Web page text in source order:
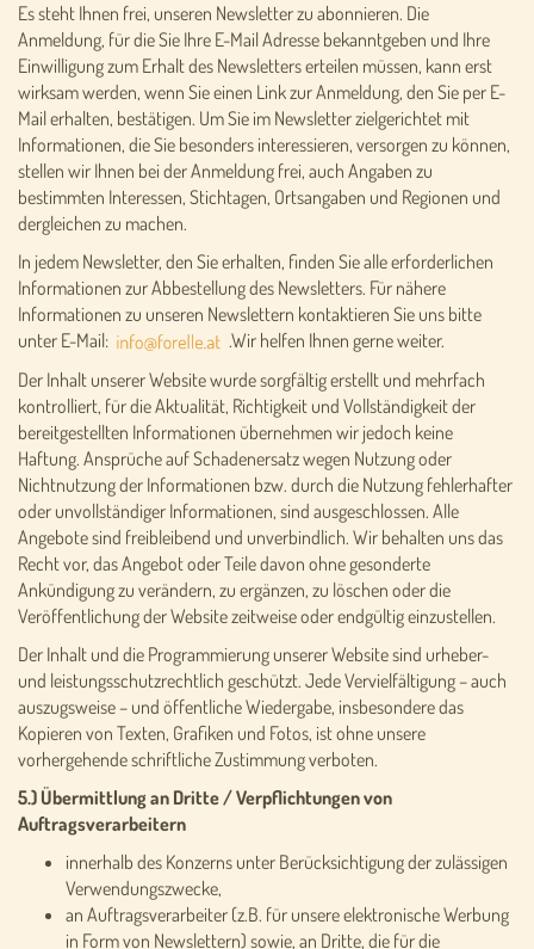
Es steht Ihnen frei, unseren Newsletter zu abonnieren. Die
Anmeldung, für die Sie Ihre E-Mail Adresse bekanntgeben und Ihre
Einwilligung zum Erhalt des Newsletters erteilen müssen, kann erst
wirksam werden, wenn Sie einen Link zur Anmeldung, den Sie per E-
Mail erhalten, bestätigen. Um Sie im Newsletter zielgerichtet mit
Informationen, die Sie besonders interessieren, versorgen zu können,
stellen wir Ihnen bei der Anmeldung frei, auch Angaben zu
bestimmten Interessen, Stichtagen, Ortsangaben und Regionen und
dergleichen zu machen.
In jedem Newsletter, den Sie erhalten, finden Sie alle erforderlichen
Informationen zur Abbestellung des Newsletters. Für nähere
Informationen zu unseren Newslettern kontaktieren Sie uns bitte
unter E-Mail:
.Wir helfen Ihnen gerne weiter.
Der Inhalt unserer Website wurde sorgfältig erstellt und mehrfach
kontrolliert, für die Aktualität, Richtigkeit und Vollständigkeit der
bereitgestellten Informationen übernehmen wir jedoch keine
Haftung. Ansprüche auf Schadenersatz wegen Nutzung oder
Nichtnutzung der Informationen bzw. durch die Nutzung fehlerhafter
oder unvollständiger Informationen, sind ausgeschlossen. Alle
Angebote sind freibleibend und unverbindlich. Wir behalten uns das
Recht vor, das Angebot oder Teile davon ohne gesonderte
Ankündigung zu verändern, zu ergänzen, zu löschen oder die
Veröffentlichung der Website zeitweise oder endgültig einzustellen.
Der Inhalt und die Programmierung unserer Website sind urheber-
und leistungsschutzrechtlich geschützt. Jede Vervielfältigung – auch
auszugsweise – und öffentliche Wiedergabe, insbesondere das
Kopieren von Texten, Grafiken und Fotos, ist ohne unsere
vorhergehende schriftliche Zustimmung verboten.
5.) Übermittlung an Dritte / Verpflichtungen von
Auftragsverarbeitern
innerhalb des Konzerns unter Berücksichtigung der zulässigen
Verwendungszwecke,
an Auftragsverarbeiter (z.B. für unsere elektronische Werbung
in Form von Newslettern) sowie, an Dritte, die für die